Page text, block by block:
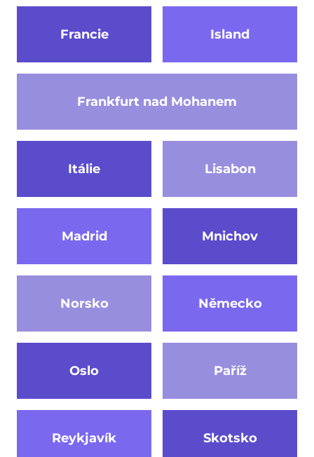
Francie
Frankfurt nad Mohanem
Island
Itálie Lisabon
Madrid Mnichov
Norsko Německo
Oslo Paříž
Reykjavík Skotsko